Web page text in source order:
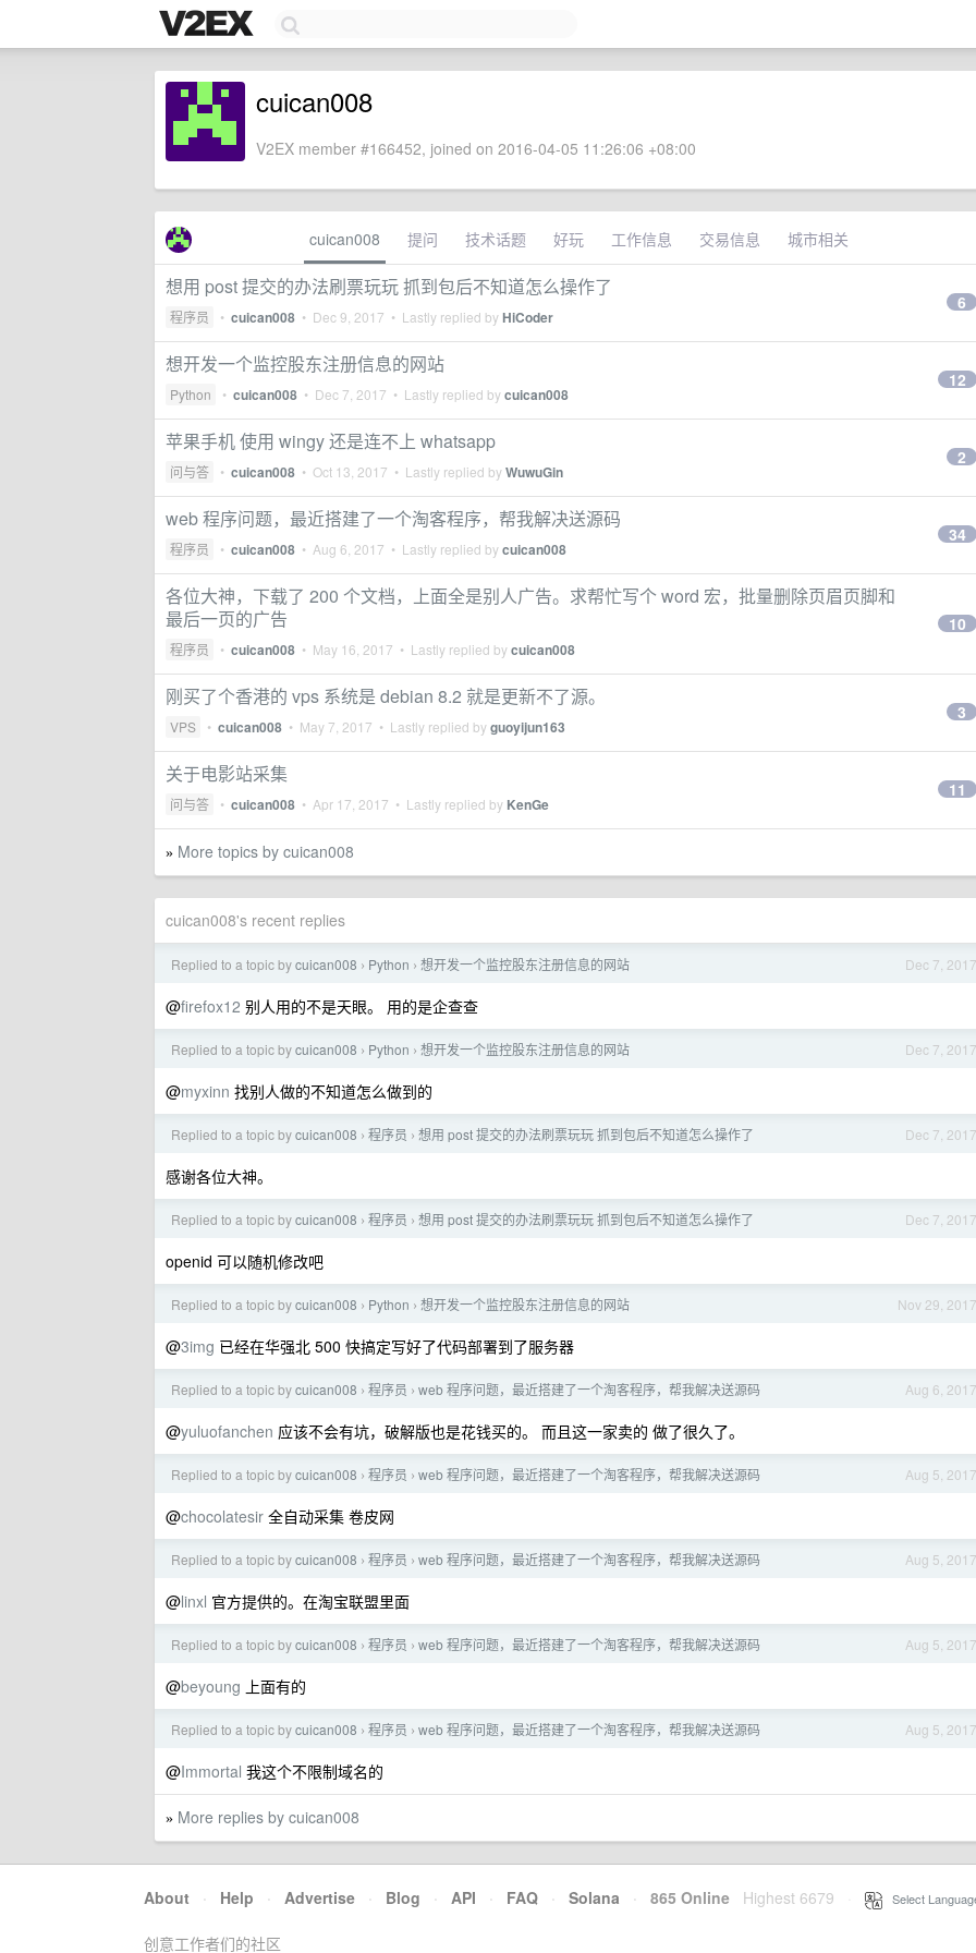
cuican008
V2EX member #166452, joined on 2016-04-05 11:26:06 +08:00
cuican008 提问 技术话题 好玩 工作信息 交易信息 城市相关
想用 post 提交的办法刷票玩玩 抓到包后不知道怎么操作了
程序员 • cuican008 • Dec 9, 2017 • Lastly replied byHiCoder
6
想开发一个监控股东注册信息的网站
Python • cuican008 • Dec 7, 2017 • Lastly replied bycuican008
12
苹果手机 使用 wingy 还是连不上 whatsapp
问与答 • cuican008 • Oct 13, 2017 • Lastly replied byWuwuGin
2
web 程序问题，最近搭建了一个淘客程序，帮我解决送源码
程序员 • cuican008 • Aug 6, 2017 • Lastly replied bycuican008
34
各位大神，下载了 200 个文档，上面全是别人广告。求帮忙写个 word 宏，批量删除页眉页脚和
最后一页的广告
程序员 • cuican008 • May 16, 2017 • Lastly replied bycuican008
10
刚买了个香港的 vps 系统是 debian 8.2 就是更新不了源。
VPS • cuican008 • May 7, 2017 • Lastly replied byguoyijun163
3
关于电影站采集
问与答 • cuican008 • Apr 17, 2017 • Lastly replied by KenGe
11
» More topics by cuican008
cuican008's recent replies
Dec 7, 2017
Replied to a topic bycuican008 › Python › 想开发一个监控股东注册信息的网站
@firefox12 别人用的不是天眼。 用的是企查查
Dec 7, 2017
Replied to a topic bycuican008 › Python › 想开发一个监控股东注册信息的网站
@myxinn 找别人做的不知道怎么做到的
Dec 7, 2017
Replied to a topic bycuican008 › 程序员 › 想用 post 提交的办法刷票玩玩 抓到包后不知道怎么操作了
感谢各位大神。
Dec 7, 2017
Replied to a topic bycuican008 › 程序员 › 想用 post 提交的办法刷票玩玩 抓到包后不知道怎么操作了
openid 可以随机修改吧
Nov 29, 2017
Replied to a topic bycuican008 › Python › 想开发一个监控股东注册信息的网站
@3img 已经在华强北 500 快搞定写好了代码部署到了服务器
Aug 6, 2017
Replied to a topic bycuican008 › 程序员 › web 程序问题，最近搭建了一个淘客程序，帮我解决送源码
@yuluofanchen 应该不会有坑，破解版也是花钱买的。 而且这一家卖的 做了很久了。
Aug 5, 2017
Replied to a topic bycuican008 › 程序员 › web 程序问题，最近搭建了一个淘客程序，帮我解决送源码
@chocolatesir 全自动采集 卷皮网
Aug 5, 2017
Replied to a topic bycuican008 › 程序员 › web 程序问题，最近搭建了一个淘客程序，帮我解决送源码
@linxl 官方提供的。在淘宝联盟里面
Aug 5, 2017
Replied to a topic bycuican008 › 程序员 › web 程序问题，最近搭建了一个淘客程序，帮我解决送源码
@beyoung 上面有的
Aug 5, 2017
Replied to a topic bycuican008 › 程序员 › web 程序问题，最近搭建了一个淘客程序，帮我解决送源码
@Immortal 我这个不限制域名的
» More replies by cuican008
About · Help · Advertise · Blog · API · FAQ · Solana · 865 Online Highest 6679 Select
创意工作者们的社区